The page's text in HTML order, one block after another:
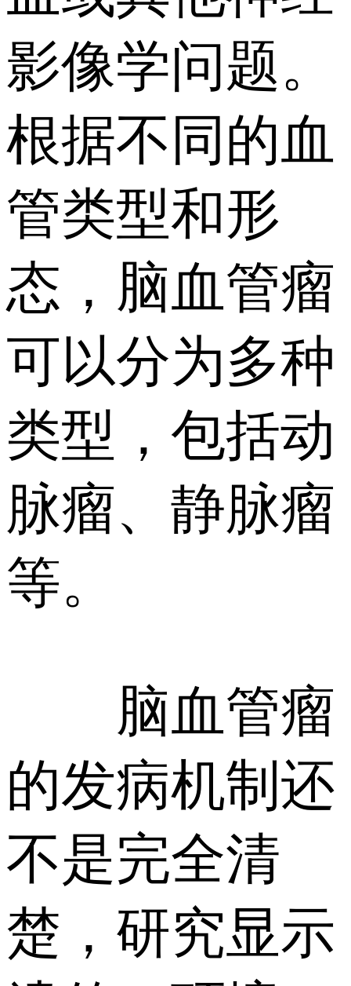
影像学问题。
根据不同的血
管类型和形
态，脑血管瘤
可以分为多种
类型，包括动
脉瘤、静脉瘤
等。
脑血管瘤
的发病机制还
不是完全清
楚，研究显示